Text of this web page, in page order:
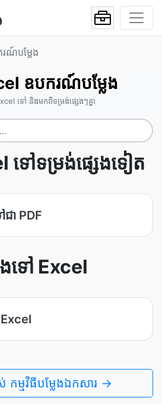
ណ៍បម្លែង
ឧបករណ៍បម្លែង
ទៅ និងមកពីទម្រង់ផ្សេងៗគ្នា
ទៅទម្រង់ផ្សេងទៀត
ា PDF
ង​ទៅ Excel
ម្មវិធីបម្លែងឯកសារ →